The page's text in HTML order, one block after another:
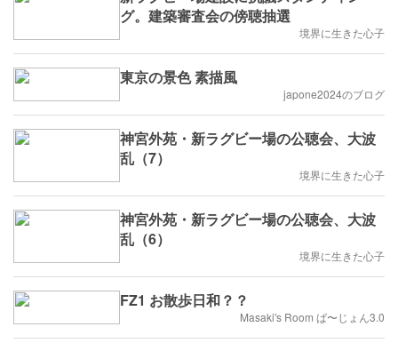
グ。建築審査会の傍聴抽選
境界に生きた心子
東京の景色 素描風
japone2024のブログ
神宮外苑・新ラグビー場の公聴会、大波
乱（7）
境界に生きた心子
神宮外苑・新ラグビー場の公聴会、大波
乱（6）
境界に生きた心子
FZ1 お散歩日和？？
Masaki's Room ば〜じょん3.0